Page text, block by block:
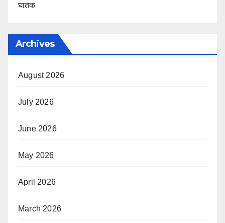
घातक
Archives
August 2026
July 2026
June 2026
May 2026
April 2026
March 2026